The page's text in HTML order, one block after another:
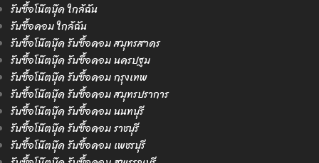
รับซื้อโน๊ตบุ๊ค ใกล้ฉัน
รับซื้อคอม ใกล้ฉัน
รับซื้อโน๊ตบุ๊ค รับซื้อคอม สมุทรสาคร
รับซื้อโน๊ตบุ๊ค รับซื้อคอม นครปฐม
รับซื้อโน๊ตบุ๊ค รับซื้อคอม กรุงเทพ
รับซื้อโน๊ตบุ๊ค รับซื้อคอม สมุทรปราการ
รับซื้อโน๊ตบุ๊ค รับซื้อคอม นนทบุรี
รับซื้อโน๊ตบุ๊ค รับซื้อคอม ราชบุรี
รับซื้อโน๊ตบุ๊ค รับซื้อคอม เพชรบุรี